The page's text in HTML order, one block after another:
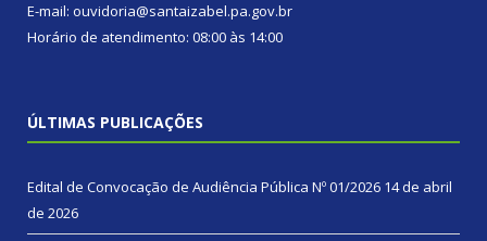
E-mail: ouvidoria@santaizabel.pa.gov.br
Horário de atendimento: 08:00 às 14:00
ÚLTIMAS PUBLICAÇÕES
Edital de Convocação de Audiência Pública Nº 01/2026 14 de abril
de 2026